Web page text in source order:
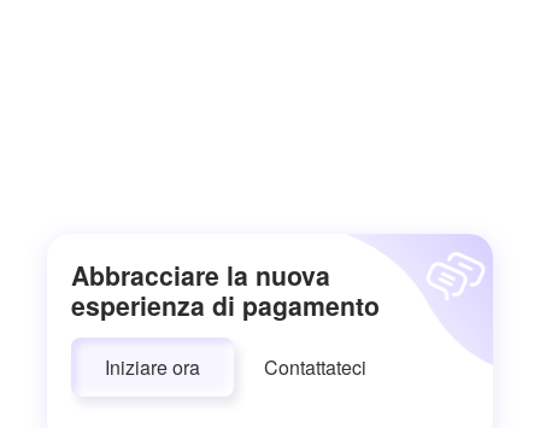
Abbracciare la nuova
esperienza di pagamento
Iniziare ora Contattateci